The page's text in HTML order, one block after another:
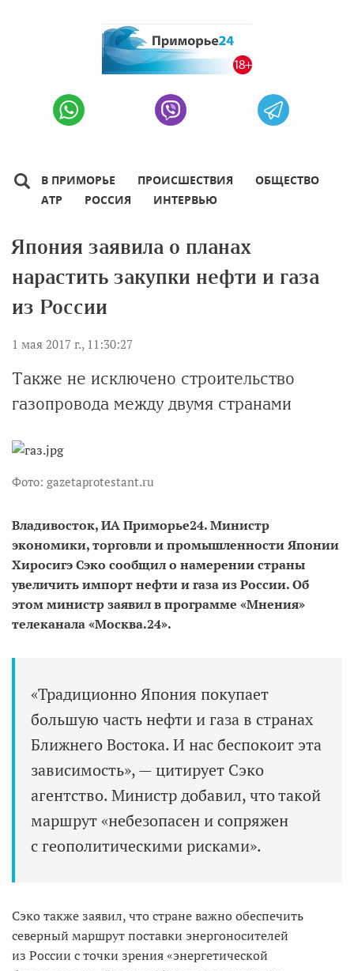
В ПРИМОРЬЕ ПРОИСШЕСТВИЯ
ОБЩЕСТВО
АТР
РОССИЯ ИНТЕРВЬЮ
Япония заявила о планах
нарастить закупки нефти и газа
из России
1 мая 2017 г., 11:30:27
Также не исключено строительство
газопровода между двумя странами
Фото: gazetaprotestant.ru
Владивосток, ИА Приморье24. Министр
экономики, торговли и промышленности Японии
Хиросигэ Сэко сообщил о намерении страны
увеличить импорт нефти и газа из России. Об
этом министр заявил в программе «Мнения»
телеканала «Москва.24».
«Традиционно Япония покупает
большую часть нефти и газа в странах
Ближнего Востока. И нас беспокоит эта
зависимость», — цитирует Сэко
агентство. Министр добавил, что такой
маршрут «небезопасен и сопряжен
с геополитическими рисками».
Сэко также заявил, что стране важно обеспечить
северный маршрут поставки энергоносителей
из России с точки зрения «энергетической